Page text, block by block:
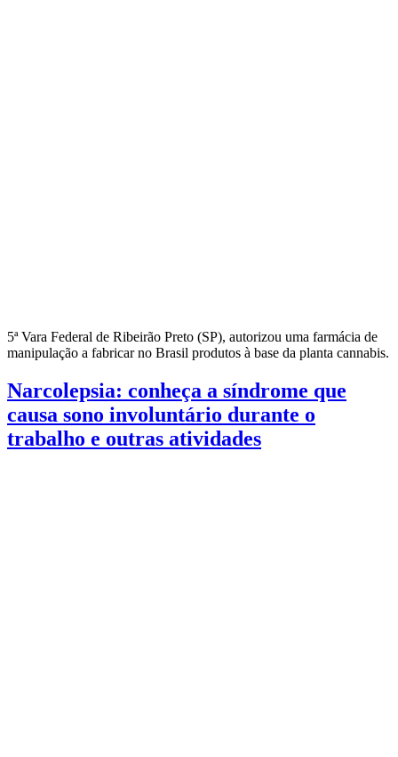
5ª Vara Federal de Ribeirão Preto (SP), autorizou uma farmácia de
manipulação a fabricar no Brasil produtos à base da planta cannabis.
Narcolepsia: conheça a síndrome que
causa sono involuntário durante o
trabalho e outras atividades